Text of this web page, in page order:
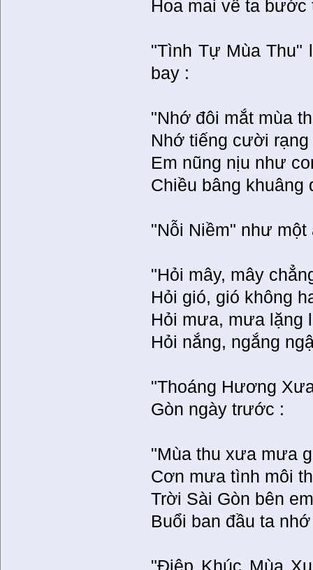
Hoa mai về ta bước
"Tình Tự Mùa Thu"
bay :
"Nhớ đôi mắt mùa
Nhớ tiếng cười
Em nũng nịu như
Chiều bâng khuâng
"Nỗi Niềm" như một
"Hỏi mây, mây
Hỏi gió, gió không
Hỏi mưa, mưa lặng
Hỏi nắng, ngắng
"Thoáng Hương
Gòn ngày trước :
"Mùa thu xưa mưa
Cơn mưa tình môi
Trời Sài Gòn bên
Buổi ban đầu ta
"Điệp Khúc Mùa